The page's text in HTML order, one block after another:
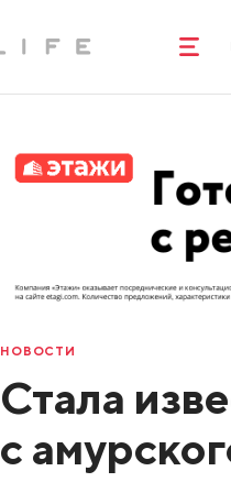
НОВОСТИ
Стала
с